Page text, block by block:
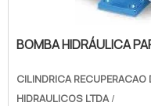
BOMBA HIDRÁULICA
CILINDRICA
HIDRAULICOS LTDA/